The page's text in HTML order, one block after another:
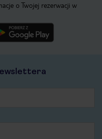
o Twojej rezerwacji w